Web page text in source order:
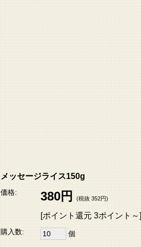
メッセージライス150g
価格: 380円(税抜 352円)
[ポイント還元 3ポイント～]
購入数: 個